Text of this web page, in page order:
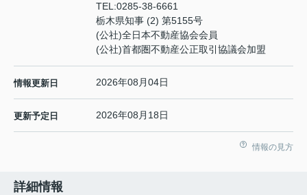
TEL:0285-38-6661
栃木県知事 (2) 第5155号
(公社)全日本不動産協会会員
(公社)首都圏不動産公正取引協議会加盟
情報更新日 2026年08月04日
更新予定日 2026年08月18日
情報の見方
詳細情報